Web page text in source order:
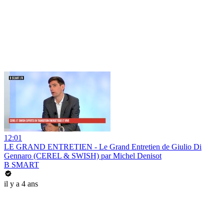
12:01
LE GRAND ENTRETIEN - Le Grand Entretien de Giulio Di
Gennaro (CEREL & SWISH) par Michel Denisot
B SMART
il y a 4 ans